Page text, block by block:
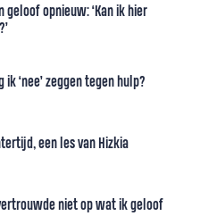
geloof opnieuw: ‘Kan ik hier
ik ‘nee’ zeggen tegen hulp?
een les van Hizkia
niet op wat ik geloof